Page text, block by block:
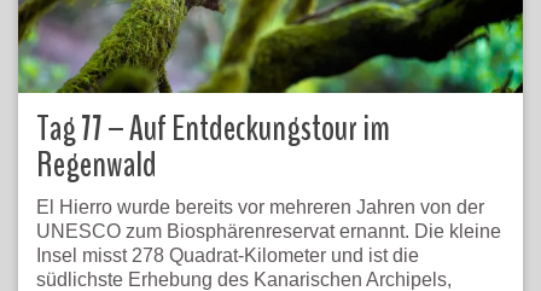
Tag 77 – Auf Entdeckungstour im
Regenwald
El Hierro wurde bereits vor mehreren Jahren von der
UNESCO zum Biosphärenreservat ernannt. Die kleine
Insel misst 278 Quadrat-Kilometer und ist die
südlichste Erhebung des Kanarischen Archipels,